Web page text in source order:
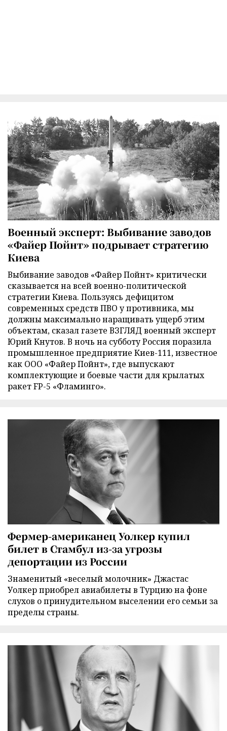
Военный эксперт: Выбивание заводов
«Файер Пойнт» подрывает стратегию
Киева
Выбивание заводов «Файер Пойнт» критически
сказывается на всей военно-политической
стратегии Киева. Пользуясь дефицитом
современных средств ПВО у противника, мы
должны максимально наращивать ущерб этим
объектам, сказал газете ВЗГЛЯД военный эксперт
Юрий Кнутов. В ночь на субботу Россия поразила
промышленное предприятие Киев-111, известное
как ООО «Файер Пойнт», где выпускают
комплектующие и боевые части для крылатых
ракет FP-5 «Фламинго».
Фермер-американец Уолкер купил
билет в Стамбул из-за угрозы
депортации из России
Знаменитый «веселый молочник» Джастас
Уолкер приобрел авиабилеты в Турцию на фоне
слухов о принудительном выселении его семьи за
пределы страны.